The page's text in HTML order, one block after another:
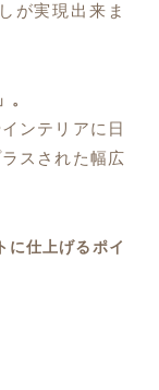
が実現出来ま
。
ンテリアに日
スされた幅広
に仕上げるポイ